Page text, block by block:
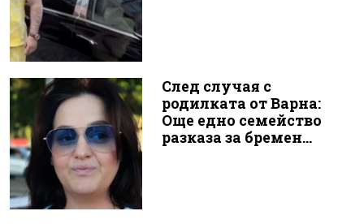
След случая с
родилката от Варна:
Още едно семейство
разказа за бремен...